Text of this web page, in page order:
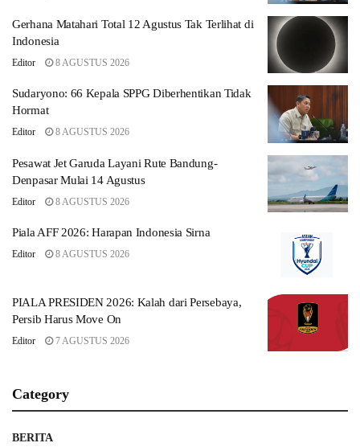
Gerhana Matahari Total 12 Agustus Tak Terlihat di
Indonesia
Editor 8 AGUSTUS 2026
Sudaryono: 66 Kepala SPPG Diberhentikan Tidak
Hormat
Editor 8 AGUSTUS 2026
Pesawat Jet Garuda Layani Rute Bandung-
Denpasar Mulai 14 Agustus
Editor 8 AGUSTUS 2026
Piala AFF 2026: Harapan Indonesia Sirna
Editor 8 AGUSTUS 2026
PIALA PRESIDEN 2026: Kalah dari Persebaya,
Persib Harus Move On
Editor 7 AGUSTUS 2026
Category
BERITA